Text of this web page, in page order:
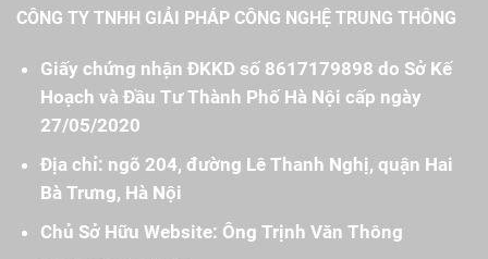
CÔNG TY TNHH GIẢI PHÁP CÔNG NGHỆ TRUNG THÔNG
Giấy chứng nhận ĐKKD số 8617179898 do Sở Kế
Hoạch và Đầu Tư Thành Phố Hà Nội cấp ngày
27/05/2020
Địa chỉ: ngõ 204, đường Lê Thanh Nghị, quận Hai
Bà Trưng, Hà Nội
Chủ Sở Hữu Website: Ông Trịnh Văn Thông